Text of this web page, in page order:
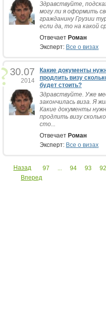
Здравствуйте,
могу ли я оформить
гражданину Грузии
если да, то на какой
Отвечает Роман
Эксперт: Все о визах
30.07
2014
Какие документы
продлить визу
будет стоить?
Здравствуйте. Уже
закончилась виза. Я
Какие документы
продлить визу
сто...
Отвечает Роман
Эксперт: Все о визах
Назад 97 ... 94 93 92
Вперед